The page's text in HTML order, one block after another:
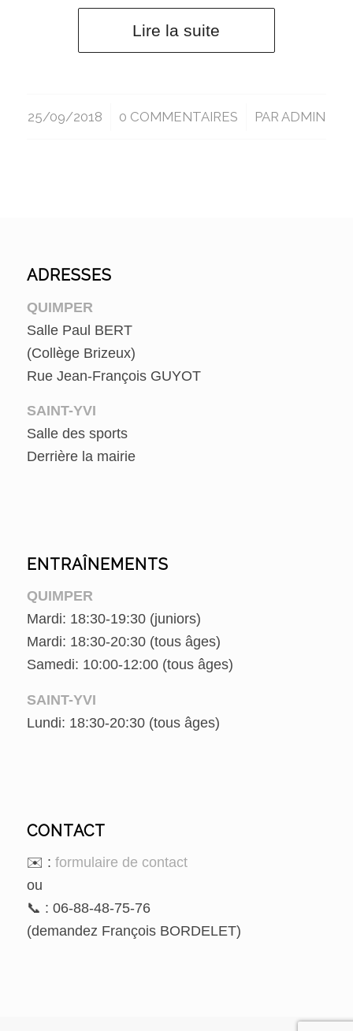
Lire la suite
25/09/2018
/ 0 COMMENTAIRES
/ PAR ADMIN
ADRESSES
QUIMPER
Salle Paul BERT
(Collège Brizeux)
Rue Jean-François GUYOT
SAINT-YVI
Salle des sports
Derrière la mairie
ENTRAÎNEMENTS
QUIMPER
Mardi: 18:30-19:30 (juniors)
Mardi: 18:30-20:30 (tous âges)
Samedi: 10:00-12:00 (tous âges)
SAINT-YVI
Lundi: 18:30-20:30 (tous âges)
CONTACT
✉️ : formulaire de contact
ou
📞 : 06-88-48-75-76
(demandez François BORDELET)